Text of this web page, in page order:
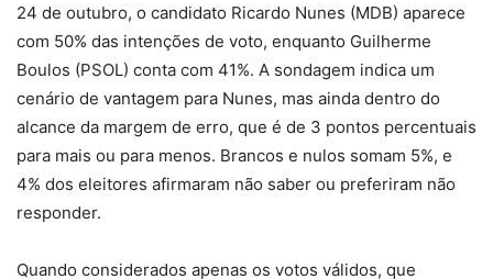
24 de outubro, o candidato Ricardo Nunes (MDB) aparece
com 50% das intenções de voto, enquanto Guilherme
Boulos (PSOL) conta com 41%. A sondagem indica um
cenário de vantagem para Nunes, mas ainda dentro do
alcance da margem de erro, que é de 3 pontos percentuais
para mais ou para menos. Brancos e nulos somam 5%, e
4% dos eleitores afirmaram não saber ou preferiram não
responder.
Quando considerados apenas os votos válidos, que